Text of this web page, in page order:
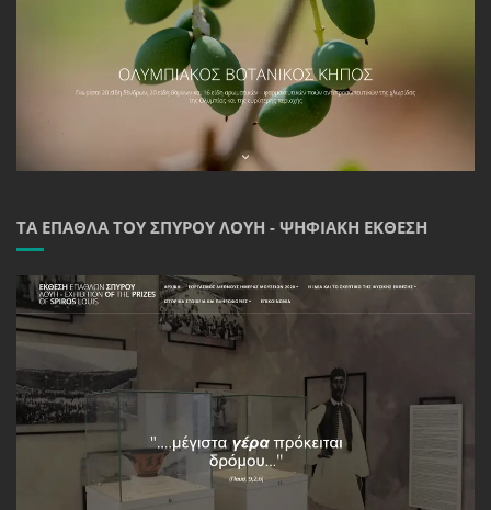
ΤΑ ΈΠΑΘΛΑ ΤΟΥ ΣΠΎΡΟΥ ΛΟΎΗ - ΨΗΦΙΑΚΉ ΈΚΘΕΣΗ